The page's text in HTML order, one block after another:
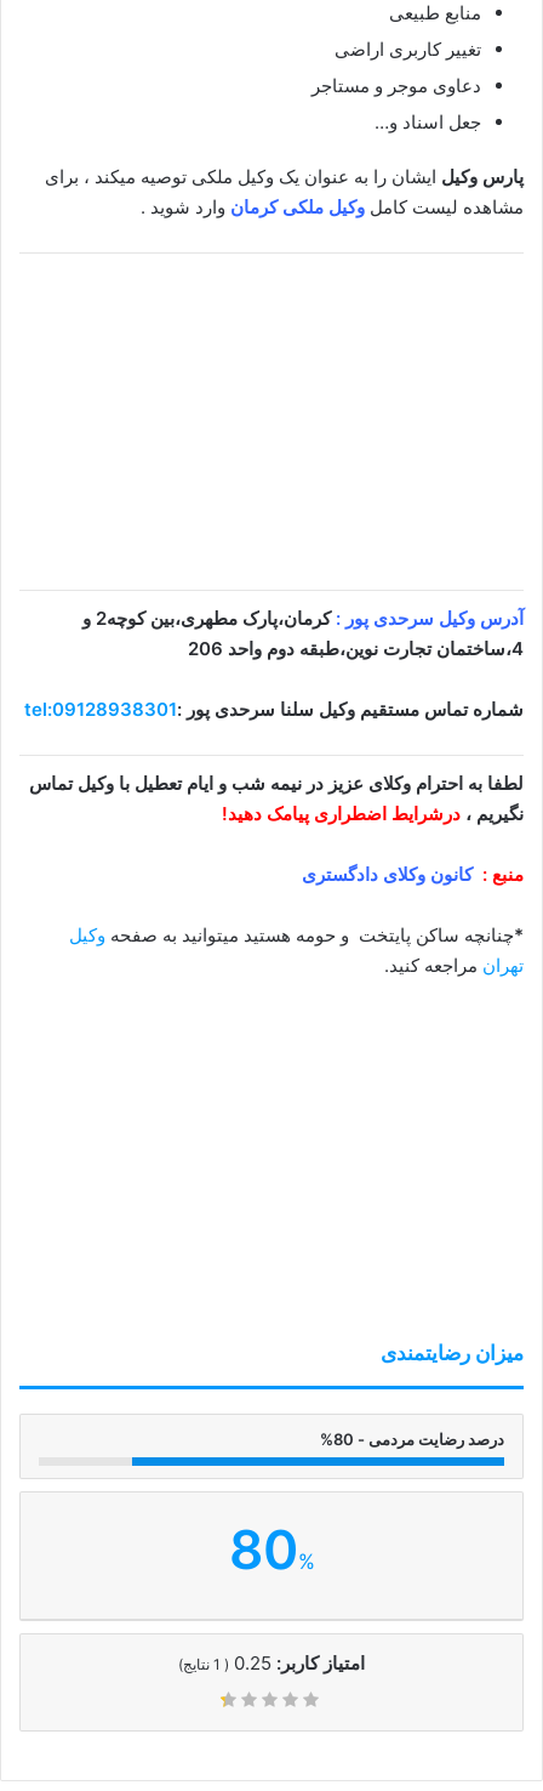
منابع طبیعی
تغییر کاربری اراضی
دعاوی موجر و مستاجر
جعل اسناد و…
پارس وکیل ایشان را به عنوان یک وکیل ملکی توصیه میکند ، برای
مشاهده لیست کامل وکیل ملکی کرمان وارد شوید .
آدرس وکیل سرحدی پور :
کرمان،پارک مطهری،بین کوچه2 و
4،ساختمان تجارت نوین،طبقه دوم واحد 206
شماره تماس مستقیم وکیل سلنا سرحدی پور :tel:09128938301
لطفا به احترام وکلای عزیز در نیمه شب و ایام تعطیل با وکیل تماس
نگیریم ، درشرایط اضطراری پیامک دهید!
منبع : کانون وکلای دادگستری
*چنانچه ساکن پایتخت و حومه هستید میتوانید به صفحه وکیل
تهران مراجعه کنید.
میزان رضایتمندی
درصد رضایت مردمی - 80%
80%
امتیاز کاربر: 0.25
(
1 نتایج)